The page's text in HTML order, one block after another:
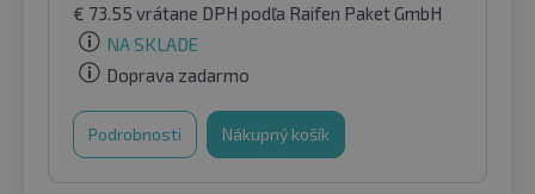
€ 73.55 vrátane DPH podľa Raifen Paket GmbH
NA SKLADE
Doprava zadarmo
Podrobnosti Nákupný košík